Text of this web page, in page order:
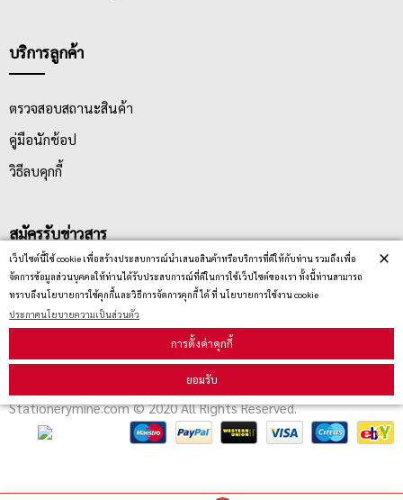
เว็ปไซต์นี้ใช้ cookie เพื่อสร้างประสบการณ์นำเสนอสินค้าหรือบริการที่ดีให้กับท่าน รวมถึงเพื่อ
จัดการข้อมูลส่วนบุคคลให้ท่านได้รับประสบการณ์ที่ดีในการใช้เว็ปไซต์ของเรา ทั้งนี้ท่านสามารถ
ทราบถึงนโยบายการใช้คุกกี้และวิธีการจัดการคุกกี้ ได้ ที่ นโยบายการใช้งาน cookie
ประกาศนโยบายความเป็นส่วนตัว
การตั้งค่าคุกกี้
ยอมรับ
×
บริการลูกค้า
ตรวจสอบสถานะสินค้า
คู่มือนักช้อป
วิธีลบคุกกี้
สมัครรับข่าวสาร
รับข่าวสาร
Stationerymine.com © 2020 All Rights Reserved.